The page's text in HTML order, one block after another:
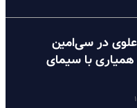
در سی‌امین
همیاری با سیمای